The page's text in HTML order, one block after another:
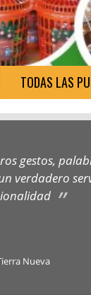
TODAS LAS
gestos,
verdadero
Nueva